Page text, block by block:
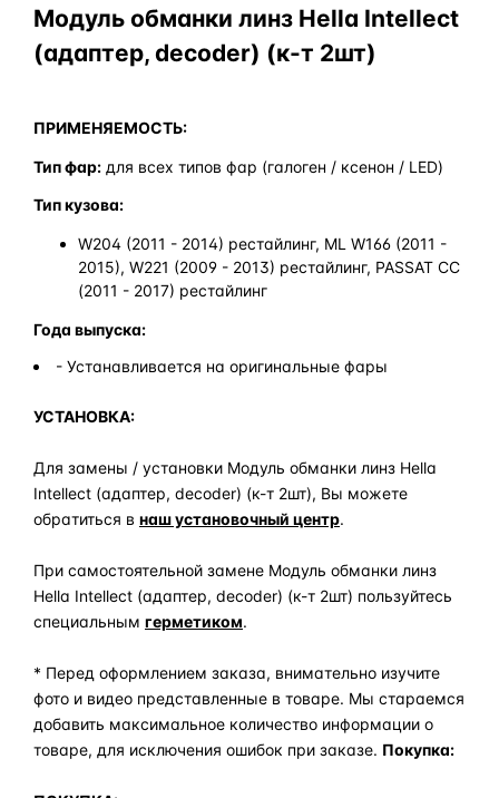
Модуль обманки линз Hella Intellect
(адаптер, decoder) (к-т 2шт)
ПРИМЕНЯЕМОСТЬ:
Тип фар: для всех типов фар (галоген / ксенон / LED)
Тип кузова:
W204 (2011 - 2014) рестайлинг, ML W166 (2011 -
2015), W221 (2009 - 2013) рестайлинг, PASSAT CC
(2011 - 2017) рестайлинг
Года выпуска:
- Устанавливается на оригинальные фары
УСТАНОВКА:
Для замены / установки Модуль обманки линз Hella
Intellect (адаптер, decoder) (к-т 2шт), Вы можете
обратиться в наш установочный центр.
При самостоятельной замене Модуль обманки линз
Hella Intellect (адаптер, decoder) (к-т 2шт) пользуйтесь
специальным герметиком.
* Перед оформлением заказа, внимательно изучите
фото и видео представленные в товаре. Мы стараемся
добавить максимальное количество информации о
товаре, для исключения ошибок при заказе. Покупка: